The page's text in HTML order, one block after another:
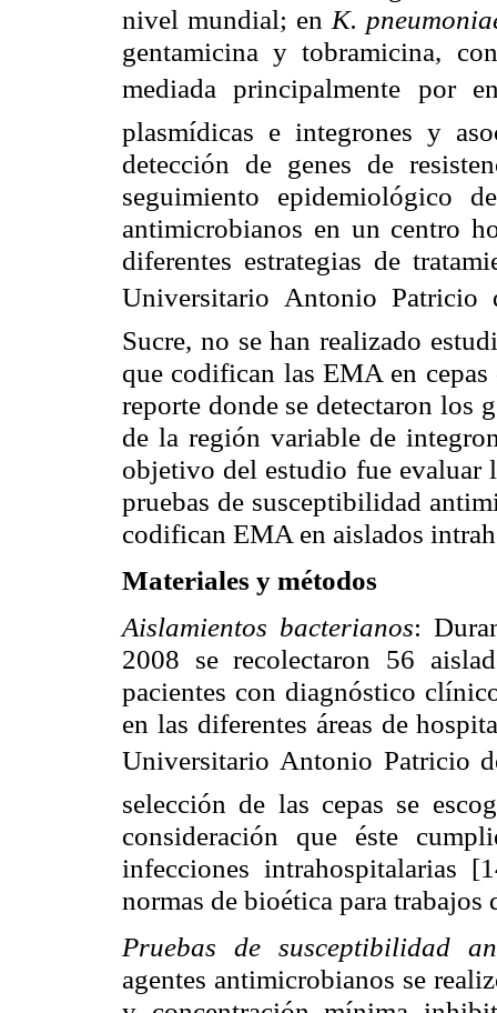
nivel mundial; en K.
gentamicina y tobramicina,
mediada principalmente por
plasmídicas e integrones y
detección de genes de
seguimiento epidemiológico
antimicrobianos en un centro
diferentes estrategias de
Universitario Antonio Patricio
Sucre, no se han realizado
que codifican las EMA en
reporte donde se detectaron los
de la región variable de
objetivo del estudio fue evaluar
pruebas de susceptibilidad
codifican EMA en aislados
Materiales y métodos
Aislamientos bacterianos:
2008 se recolectaron 56
pacientes con diagnóstico
en las diferentes áreas de
Universitario Antonio Patricio
selección de las cepas se
consideración que éste
infecciones intrahospitalarias
normas de bioética para
Pruebas de susceptibilidad
agentes antimicrobianos se